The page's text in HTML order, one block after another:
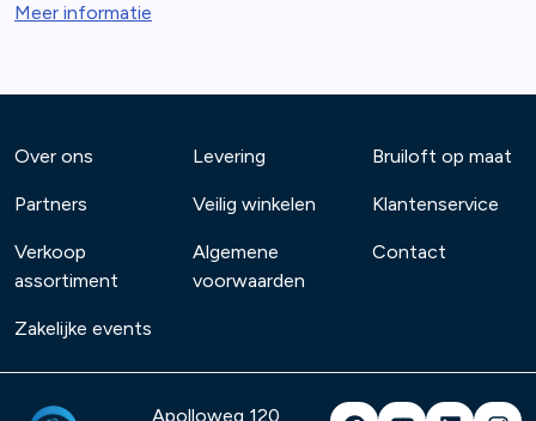
Meer informatie
Over ons
Partners
Verkoop
assortiment
Zakelijke events
Levering
Veilig winkelen
Algemene
voorwaarden
Bruiloft op maat
Klantenservice
Contact
Apolloweg 120